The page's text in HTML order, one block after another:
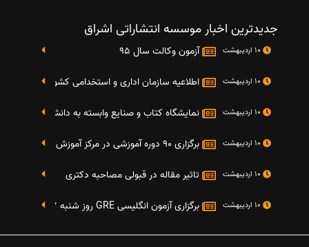
جدیدترین اخبار موسسه انتشاراتی اشراق
آزمون وکالت سال 95
اطلاعیه سازمان اداری و استخدامی کشور در خصوص
نمایشگاه کتاب و صنایع وابسته به دانشگاه صنعتی شریف 4 الی 8 مهر
برگزاری 90 دوره آموزشی در مرکز آموزش فرهنگی دانشگاه علامه
تاثیر مقاله در قبولی مصاحبه دکتری
برگزاری آزمون انگلیسی GRE روز شنبه 27 شهریور(مقارن با 17 سپتامبر 2016)